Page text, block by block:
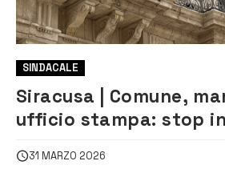
SINDACALE
Siracusa | Comune,
ufficio stampa: stop in
astiene e boccia l’atto
31 MARZO 2026